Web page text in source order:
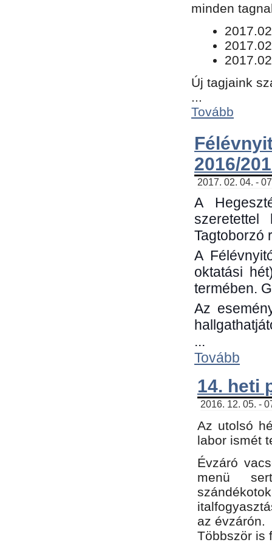
minden
Új tagjaink
...
Tovább
2016/
2017. 02. 04. -
A
Tagtoborzó
A
oktatási
termében.
Az
...
Tovább
14. heti
2016. 12. 05. -
Az utolsó
labor ismét
Évzáró
menü
az évzárón.
Többször is